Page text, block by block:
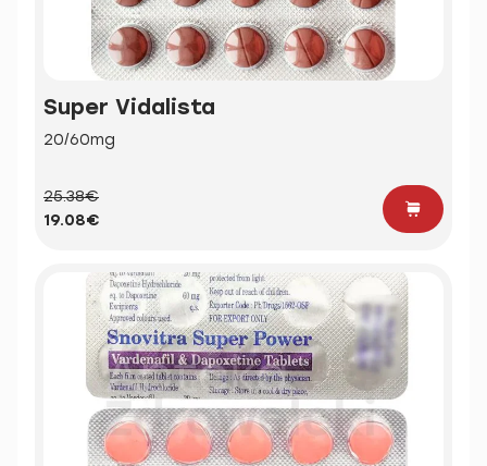
Super Vidalista
20/60mg
25.38€
19.08€